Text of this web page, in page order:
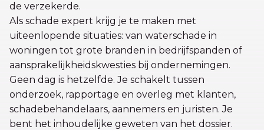
de verzekerde.
Als schade expert krijg je te maken met
uiteenlopende situaties: van waterschade in
woningen tot grote branden in bedrijfspanden of
aansprakelijkheidskwesties bij ondernemingen.
Geen dag is hetzelfde. Je schakelt tussen
onderzoek, rapportage en overleg met klanten,
schadebehandelaars, aannemers en juristen. Je
bent het inhoudelijke geweten van het dossier.